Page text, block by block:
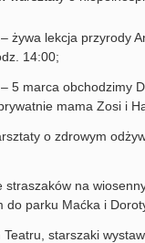
– żywa lekcja przyrody
14:00;
– 5 marca obchodzimy
mama Zosi i
o zdrowym
straszaków na
do parku Maćka i
starszaki